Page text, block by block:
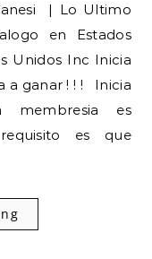
en Estados
Unidos Inc Inicia
a ganar ! ! ! Inicia
es
es que